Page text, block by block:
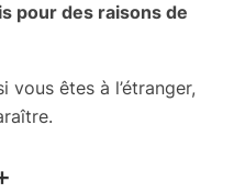
pour des raisons de
vous êtes à l’étranger,